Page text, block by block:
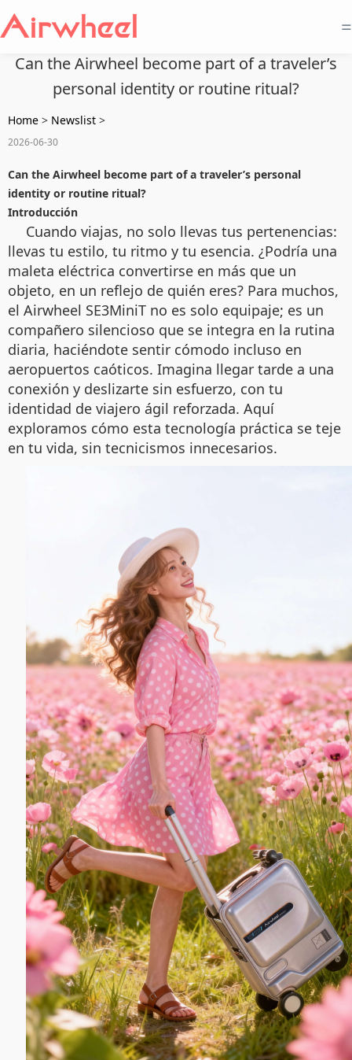
=
Can the Airwheel become part of a traveler’s
personal identity or routine ritual?
Home > Newslist >
2026-06-30
Can the Airwheel become part of a traveler’s personal
identity or routine ritual?
Introducción
Cuando viajas, no solo llevas tus pertenencias:
llevas tu estilo, tu ritmo y tu esencia. ¿Podría una
maleta eléctrica convertirse en más que un
objeto, en un reflejo de quién eres? Para muchos,
el Airwheel SE3MiniT no es solo equipaje; es un
compañero silencioso que se integra en la rutina
diaria, haciéndote sentir cómodo incluso en
aeropuertos caóticos. Imagina llegar tarde a una
conexión y deslizarte sin esfuerzo, con tu
identidad de viajero ágil reforzada. Aquí
exploramos cómo esta tecnología práctica se teje
en tu vida, sin tecnicismos innecesarios.